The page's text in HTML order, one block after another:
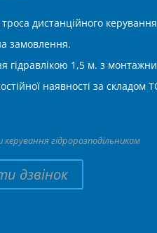
дистанційного
замовлення.
гідравлікою 1,5 м. з
наявності за складом
керування гідророзподільником
дзвінок